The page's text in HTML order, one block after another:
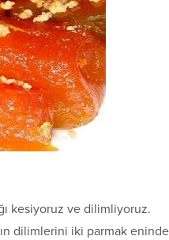
kesiyoruz ve dilimliyoruz.
dilimlerini iki parmak